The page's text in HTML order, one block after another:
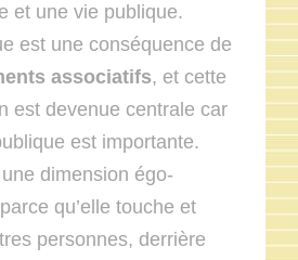
et une vie publique.
est une conséquence de
associatifs, et cette
est devenue centrale car
est importante.
dimension égo-
qu’elle touche et
personnes, derrière